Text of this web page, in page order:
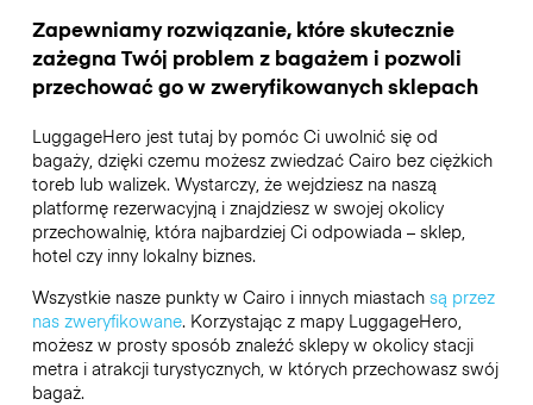
Zapewniamy rozwiązanie, które skutecznie
zażegna Twój problem z bagażem i pozwoli
przechować go w zweryfikowanych sklepach
LuggageHero jest tutaj by pomóc Ci uwolnić się od
bagaży, dzięki czemu możesz zwiedzać Cairo bez ciężkich
toreb lub walizek. Wystarczy, że wejdziesz na naszą
platformę rezerwacyjną i znajdziesz w swojej okolicy
przechowalnię, która najbardziej Ci odpowiada – sklep,
hotel czy inny lokalny biznes.
Wszystkie nasze punkty w Cairo i innych miastach są przez
nas zweryfikowane. Korzystając z mapy LuggageHero,
możesz w prosty sposób znaleźć sklepy w okolicy stacji
metra i atrakcji turystycznych, w których przechowasz swój
bagaż.